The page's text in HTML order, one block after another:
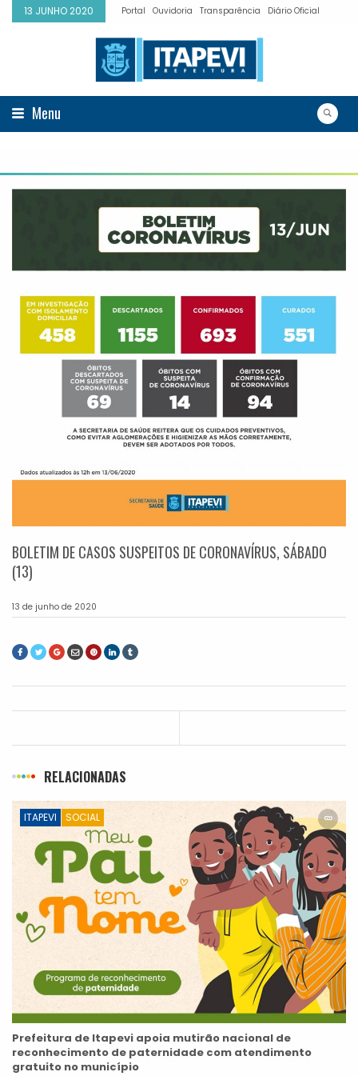
13 JUNHO 2020 Portal Ouvidoria Transparência Diário Oficial
Menu
BOLETIM DE CASOS SUSPEITOS DE CORONAVÍRUS, SÁBADO
(13)
13 de junho de 2020
RELACIONADAS
ITAPEVI SOCIAL
Prefeitura de Itapevi apoia mutirão nacional de
reconhecimento de paternidade com atendimento
gratuito no município